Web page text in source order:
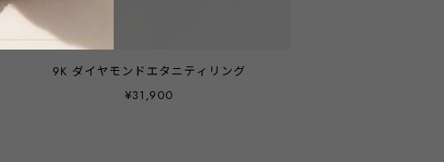
9K ダイヤモンドエタニティリング
¥31,900